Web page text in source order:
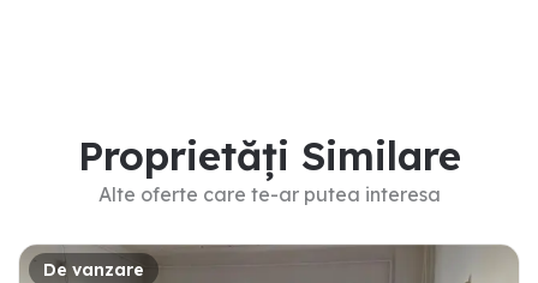
Proprietăți Similare
Alte oferte care te-ar putea interesa
De vanzare